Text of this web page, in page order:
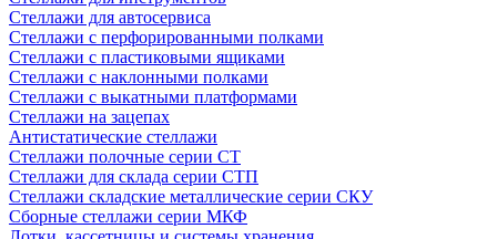
Стеллажи для автосервиса
Стеллажи с перфорированными полками
Стеллажи с пластиковыми ящиками
Стеллажи с наклонными полками
Стеллажи с выкатными платформами
Стеллажи на зацепах
Антистатические стеллажи
Стеллажи полочные серии СТ
Стеллажи для склада серии СТП
Стеллажи складские металлические серии СКУ
Сборные стеллажи серии МКФ